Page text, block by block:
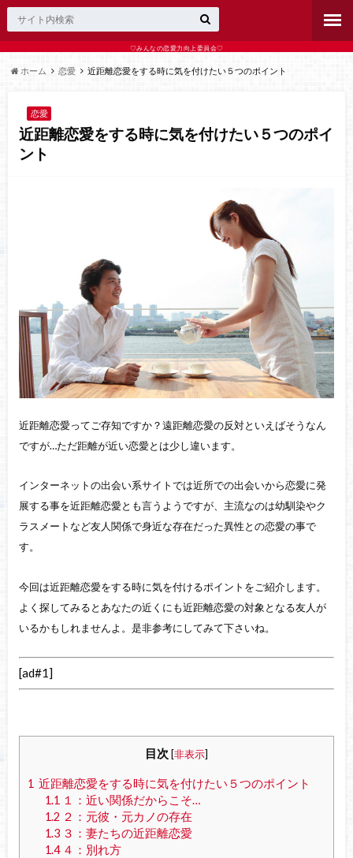
♡みんなの恋愛力向上委員会♡
ホーム 恋愛 近距離恋愛をする時に気を付けたい５つのポイント
恋愛
近距離恋愛をする時に気を付けたい５つのポイ
ント
近距離恋愛ってご存知ですか？遠距離恋愛の反対といえばそうなん
ですが…ただ距離が近い恋愛とは少し違います。
インターネットの出会い系サイトでは近所での出会いから恋愛に発
展する事を近距離恋愛とも言うようですが、主流なのは幼馴染やク
ラスメートなど友人関係で身近な存在だった異性との恋愛の事で
す。
今回は近距離恋愛をする時に気を付けるポイントをご紹介します。
よく探してみるとあなたの近くにも近距離恋愛の対象となる友人が
いるかもしれませんよ。是非参考にしてみて下さいね。
[ad#1]
目次 [非表示]
1 近距離恋愛をする時に気を付けたい５つのポイント
1.1 １：近い関係だからこそ…
1.2 ２：元彼・元カノの存在
1.3３：妻たちの近距離恋愛
1.4４：別れ方